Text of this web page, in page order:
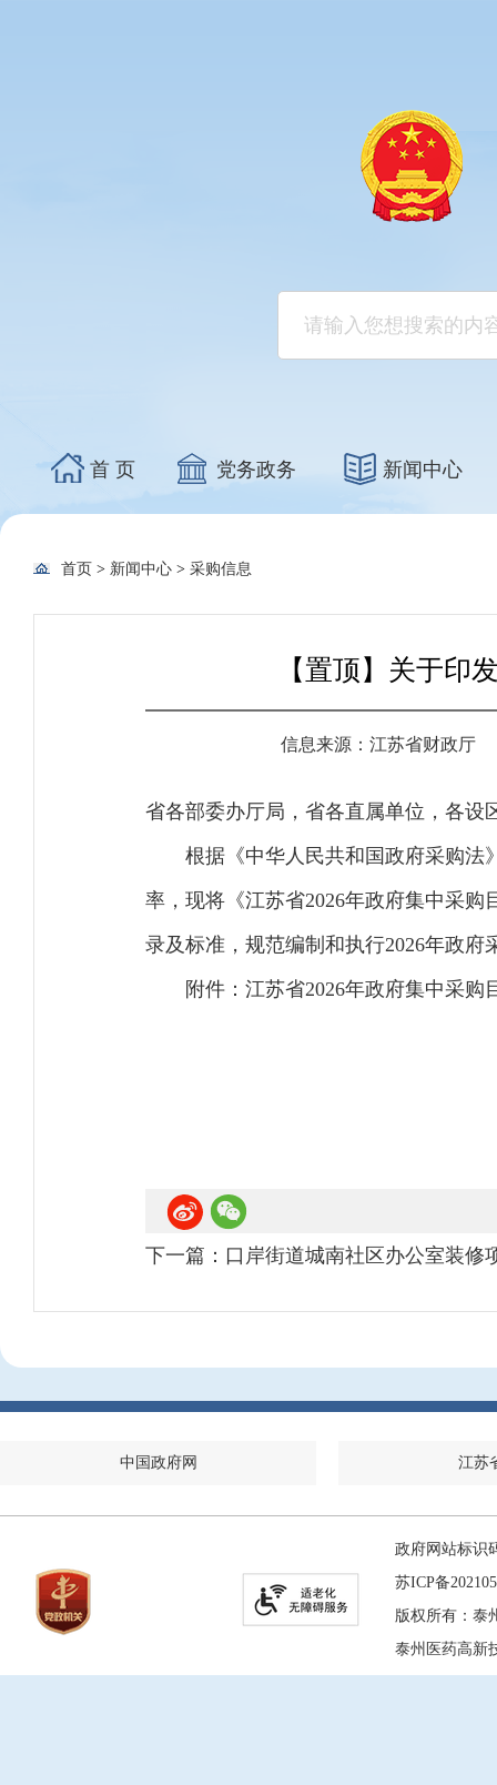
首 页 党务政务 新闻中心
首页 > 新闻中心 > 采购信息
【置顶】关于印
信息来源：江苏省财政厅
省各部委办厅局，省各直属单位，各设
根据《中华人民共和国政府采购法
率，现将《江苏省2026年政府集中采
录及标准，规范编制和执行2026年政府
附件： 江苏省2026年政府集中采购
下一篇： 口岸街道城南社区办公室装修
中国政府网 江苏
政府网站标识
苏ICP备
版权所有：泰
泰州医药高新